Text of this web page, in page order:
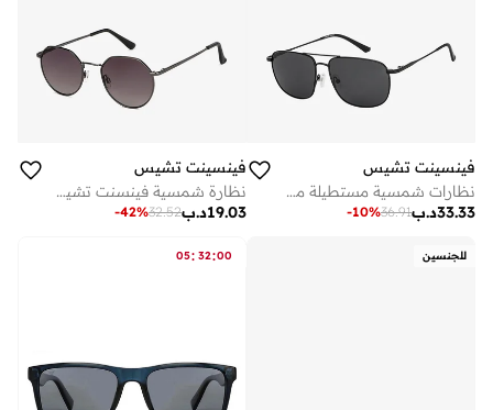
فينسينت تشيس
نظارات شمسية مستطيلة مستقطبة للجنسين
د.ب33.33
36.91
-10%
فينسينت تشيس
نظارة شمسية فينسنت تشيس سداسية رمادية معدنية للرجال والنساء
د.ب19.03
32.52
-42%
للجنسين 05: 32:00